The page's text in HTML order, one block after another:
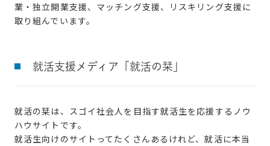
業・独立開業支援、マッチング支援、リスキリング支援に
取り組んでいます。
就活支援メディア「就活の栞」
就活の栞は、スゴイ社会人を目指す就活生を応援するノウ
ハウサイトです。
就活生向けのサイトってたくさんあるけれど、就活に本当